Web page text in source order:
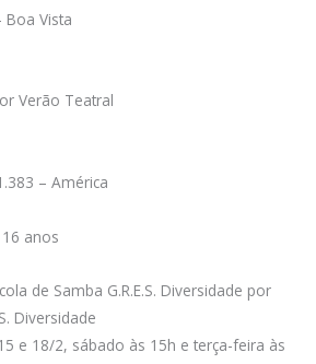
Boa Vista
Verão Teatral
– América
anos
de Samba G.R.E.S. Diversidade por
Diversidade
e 18/2, sábado às 15h e terça-feira às